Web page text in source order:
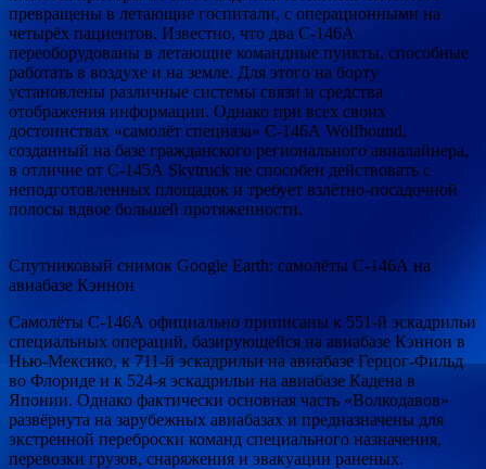
превращены в летающие госпитали, с операционными на
четырёх пациентов. Известно, что два С-146А
переоборудованы в летающие командные пункты, способные
работать в воздухе и на земле. Для этого на борту
установлены различные системы связи и средства
отображения информации. Однако при всех своих
достоинствах «самолёт спецназа» С-146А Wolfhound,
созданный на базе гражданского регионального авиалайнера,
в отличие от С-145А Skytruck не способен действовать с
неподготовленных площадок и требует взлётно-посадочной
полосы вдвое большей протяженности.
Спутниковый снимок Google Еarth: самолёты С-146А на
авиабазе Кэннон
Самолёты С-146А официально приписаны к 551-й эскадрильи
специальных операций, базирующейся на авиабазе Кэннон в
Нью-Мексико, к 711-й эскадрильи на авиабазе Герцог-Фильд
во Флориде и к 524-я эскадрильи на авиабазе Кадена в
Японии. Однако фактически основная часть «Волкодавов»
развёрнута на зарубежных авиабазах и предназначены для
экстренной переброски команд специального назначения,
перевозки грузов, снаряжения и эвакуации раненых.